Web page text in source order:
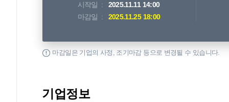
시작일
2025.11.11 14:00
마감일
2025.11.25 18:00
마감일은 기업의 사정, 조기마감 등으로 변경될 수 있습니다.
기업정보